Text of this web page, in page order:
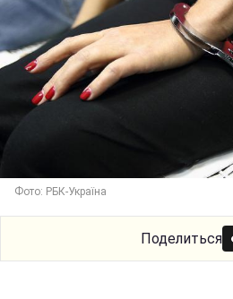
Фото: РБК-Україна
Поделиться